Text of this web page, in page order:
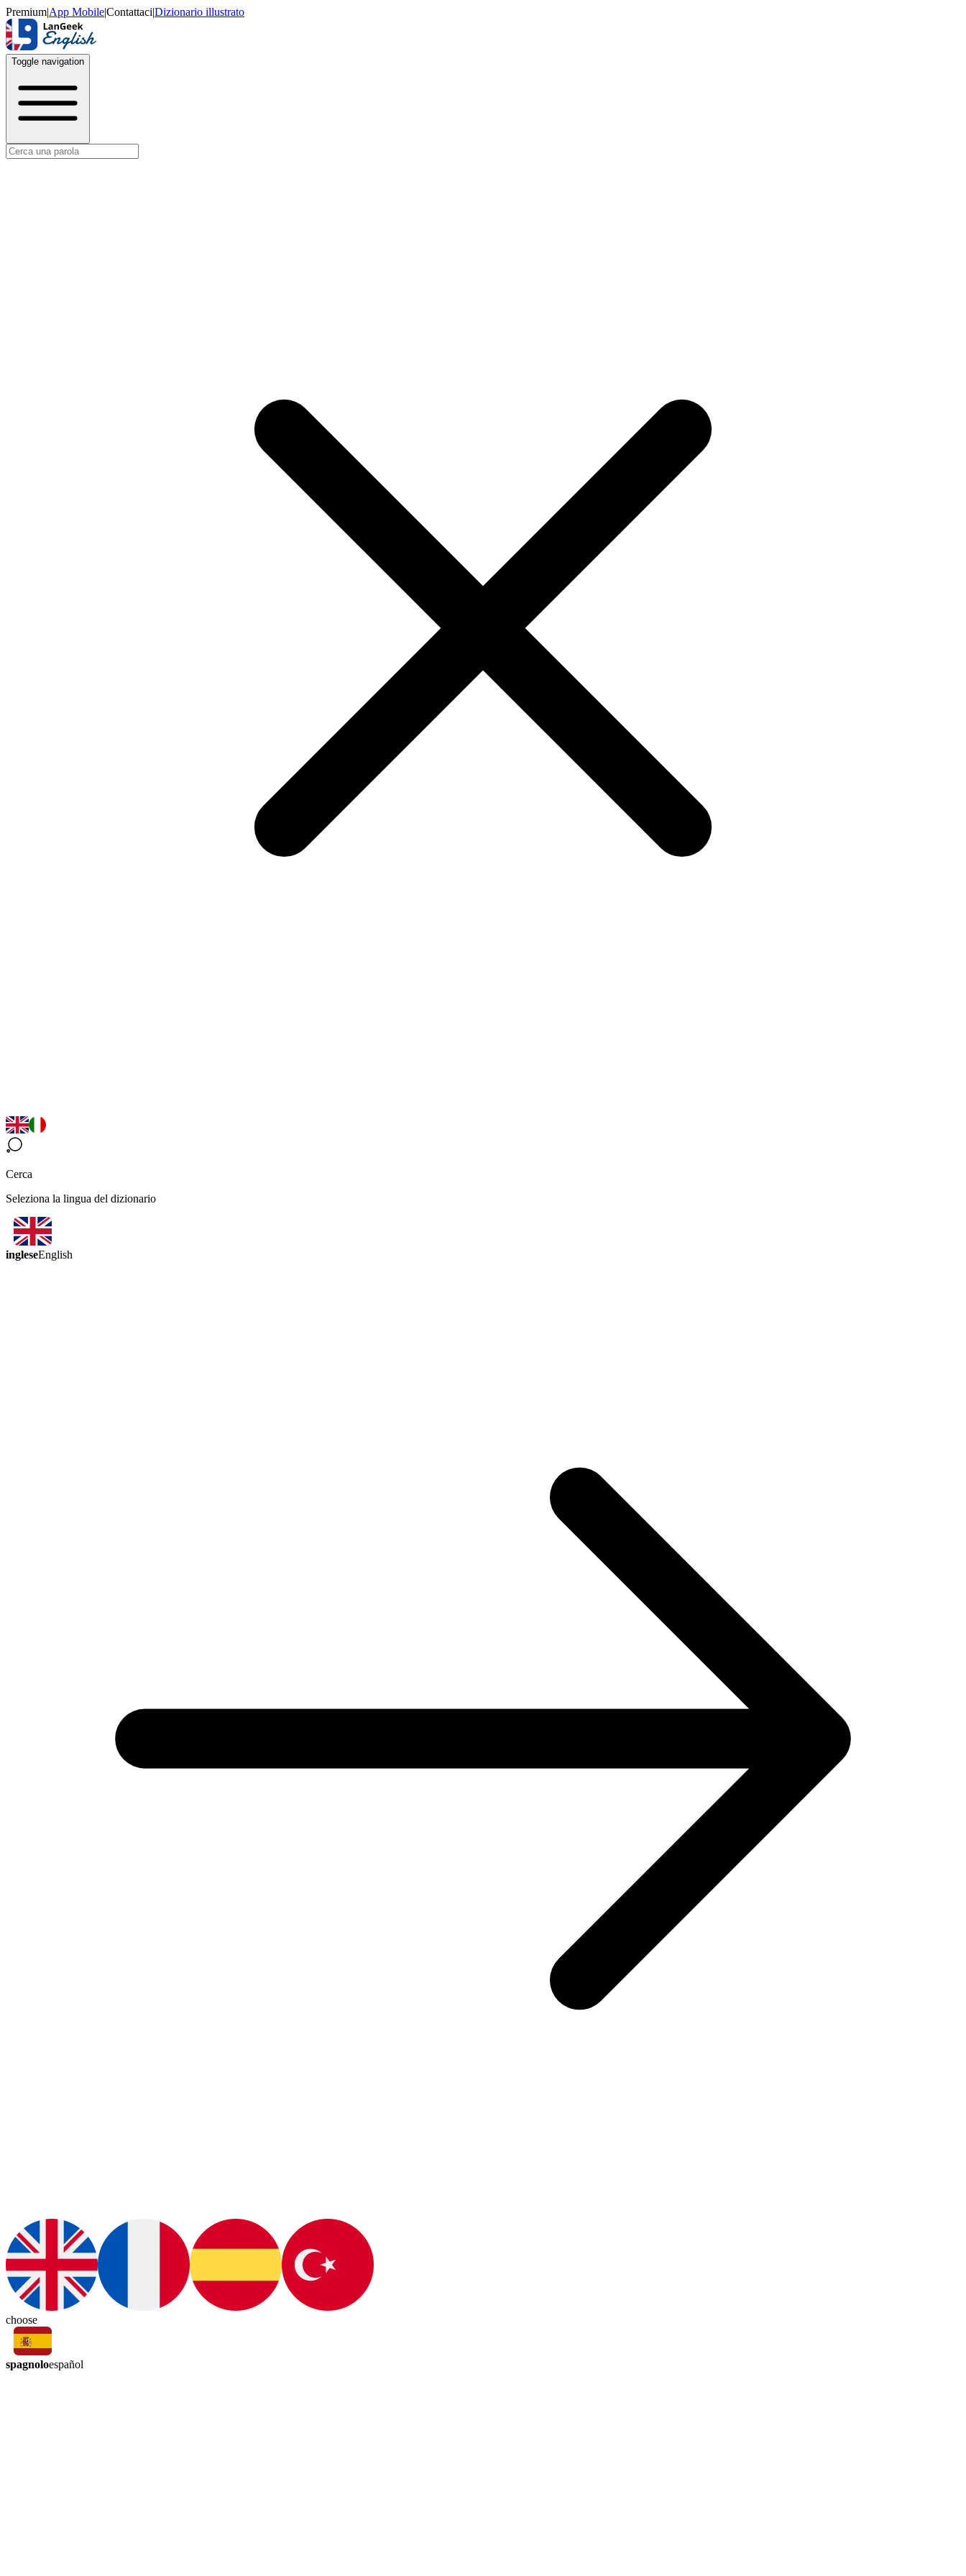
Premium|App Mobile|Contattaci|Dizionario illustrato
Toggle navigation
Cerca
Seleziona la lingua del dizionario
ingleseEnglish
choose
spagnoloespañol